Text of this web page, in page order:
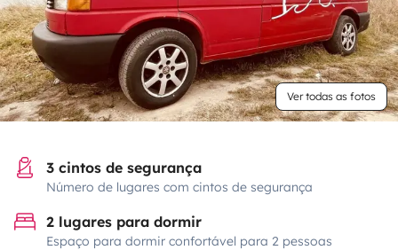
Ver todas as fotos
3 cintos de segurança
Número de lugares com cintos de segurança
2 lugares para dormir
Espaço para dormir confortável para 2 pessoas